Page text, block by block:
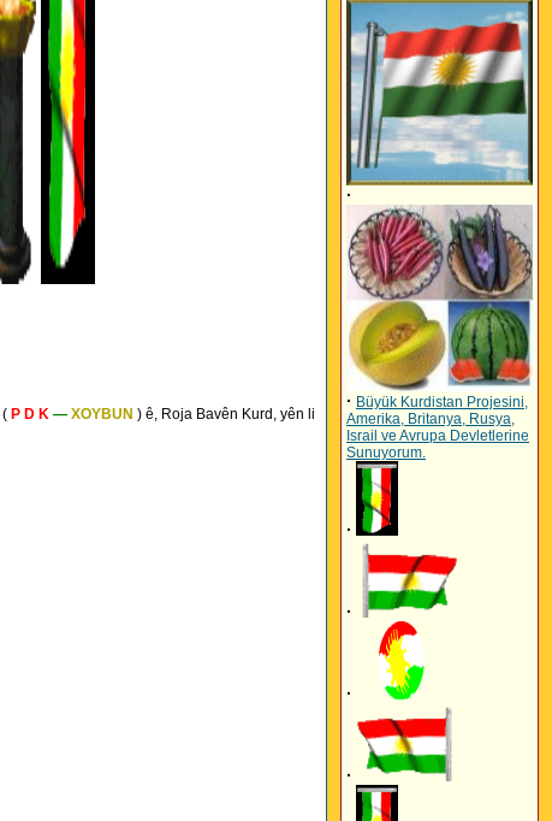
( P D K — XOYBUN ) ê, Roja Bavên Kurd, yên li
·
· Büyük Kurdistan Projesini,
Amerika, Britanya, Rusya,
Israil ve Avrupa Devletlerine
Sunuyorum.
·
·
·
·